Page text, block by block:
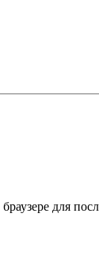
для